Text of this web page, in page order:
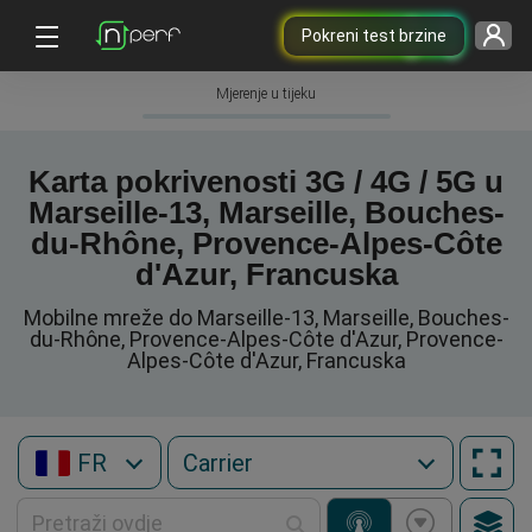
Pokreni test brzine
Mjerenje u tijeku
Karta pokrivenosti 3G / 4G / 5G u
Marseille-13, Marseille, Bouches-
du-Rhône, Provence-Alpes-Côte
d'Azur, Francuska
Mobilne mreže do Marseille-13, Marseille, Bouches-
du-Rhône, Provence-Alpes-Côte d'Azur, Provence-
Alpes-Côte d'Azur, Francuska
FR